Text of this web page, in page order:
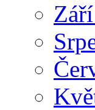
Září